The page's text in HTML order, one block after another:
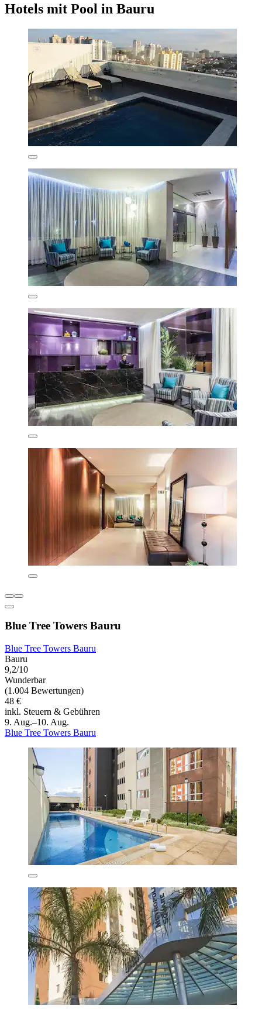
Hotels mit Pool in Bauru
Blue Tree Towers Bauru
Blue Tree Towers Bauru
Bauru
9,2/10
Wunderbar
(1.004 Bewertungen)
48 €
inkl. Steuern & Gebühren
9. Aug.–10. Aug.
Blue Tree Towers Bauru